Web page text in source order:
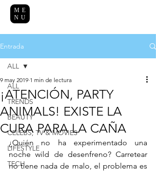
ME
NU
Entrada
ALL
TRENDS
BEAUTY
CELEBS, TV & MOVIES
LIFESTYLE
TECH
ALL
¡ATENCIÓN, PARTY
ANIMALS! EXISTE LA
CURA PARA LA CAÑA
9 may 2019 1 min de lectura
¿Quién no ha experimentado una
noche wild de desenfreno? Carretear
no tiene nada de malo, el problema es